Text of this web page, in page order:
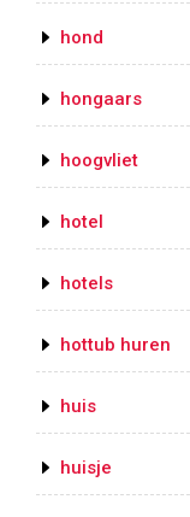
hond
hongaars
hoogvliet
hotel
hotels
hottub huren
huis
huisje